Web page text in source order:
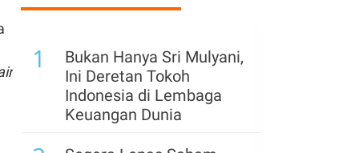
1
Bukan Hanya Sri Mulyani,
Ini Deretan Tokoh
Indonesia di Lembaga
Keuangan Dunia